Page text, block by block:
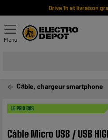
Drive 1h et livraison
Menu
Câble, chargeur smartphone
LE PRIX BAS
Câble Micro USB / USB